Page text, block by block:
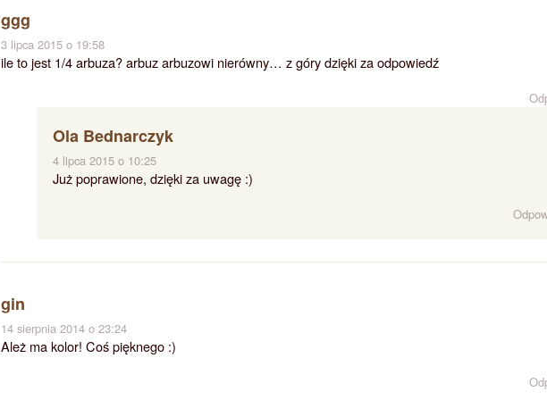
ggg
3 lipca 2015 o 19:58
ile to jest 1/4 arbuza? arbuz arbuzowi nierówny… z góry dzięki za odpowiedź
Ola Bednarczyk
4 lipca 2015 o 10:25
Już poprawione, dzięki za uwagę :)
gin
14 sierpnia 2014 o 23:24
Ależ ma kolor! Coś pięknego :)